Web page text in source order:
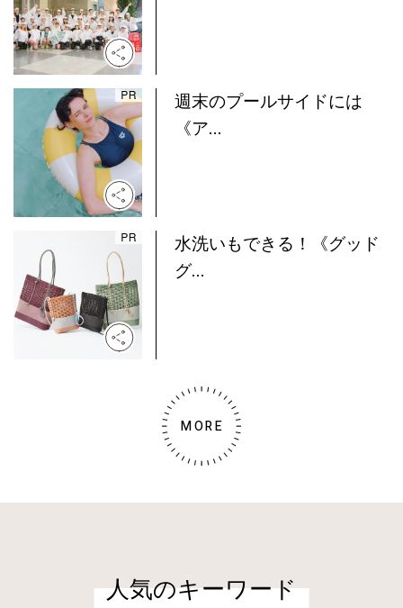
週末のプールサイドには
《ア...
水洗いもできる！《グッド
グ...
MORE
人気のキーワード